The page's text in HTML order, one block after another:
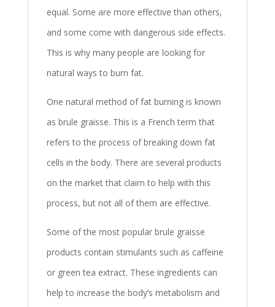
equal. Some are more effective than others,
and some come with dangerous side effects.
This is why many people are looking for
natural ways to burn fat.
One natural method of fat burning is known
as brule graisse. This is a French term that
refers to the process of breaking down fat
cells in the body. There are several products
on the market that claim to help with this
process, but not all of them are effective.
Some of the most popular brule graisse
products contain stimulants such as caffeine
or green tea extract. These ingredients can
help to increase the body’s metabolism and